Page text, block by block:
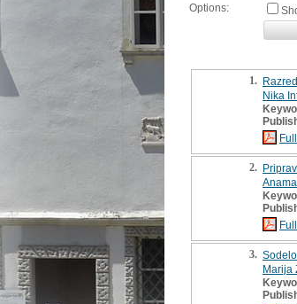
Options:
1.
Nika
2.
3.
Marija